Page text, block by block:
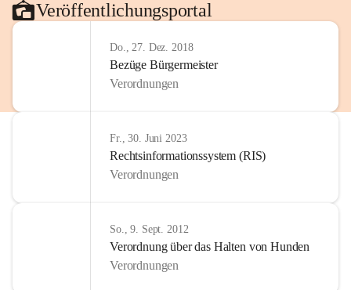
Veröffentlichungsportal
Do., 27. Dez. 2018
Bezüge Bürgermeister
Verordnungen
Fr., 30. Juni 2023
Rechtsinformationssystem (RIS)
Verordnungen
So., 9. Sept. 2012
Verordnung über das Halten von Hunden
Verordnungen